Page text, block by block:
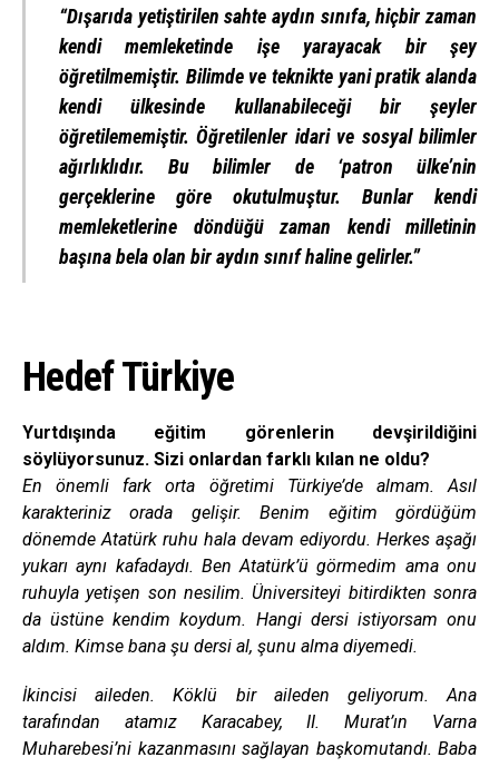
“Dışarıda yetiştirilen sahte aydın sınıfa, hiçbir zaman
kendi memleketinde işe yarayacak bir şey
öğretilmemiştir. Bilimde ve teknikte yani pratik alanda
kendi ülkesinde kullanabileceği bir şeyler
öğretilememiştir. Öğretilenler idari ve sosyal bilimler
ağırlıklıdır. Bu bilimler de ‘patron ülke’nin
gerçeklerine göre okutulmuştur. Bunlar kendi
memleketlerine döndüğü zaman kendi milletinin
başına bela olan bir aydın sınıf haline gelirler.”
Hedef Türkiye
Yurtdışında eğitim görenlerin devşirildiğini
söylüyorsunuz. Sizi onlardan farklı kılan ne oldu?
En önemli fark orta öğretimi Türkiye’de almam. Asıl
karakteriniz orada gelişir. Benim eğitim gördüğüm
dönemde Atatürk ruhu hala devam ediyordu. Herkes aşağı
yukarı aynı kafadaydı. Ben Atatürk’ü görmedim ama onu
ruhuyla yetişen son nesilim. Üniversiteyi bitirdikten sonra
da üstüne kendim koydum. Hangi dersi istiyorsam onu
aldım. Kimse bana şu dersi al, şunu alma diyemedi.
İkincisi aileden. Köklü bir aileden geliyorum. Ana
tarafından atamız Karacabey, II. Murat’ın Varna
Muharebesi’ni kazanmasını sağlayan başkomutandı. Baba